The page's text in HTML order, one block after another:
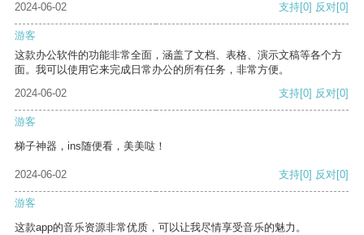
2024-06-02 支持[0] 反对[0]
游客
这款办公软件的功能非常全面，涵盖了文档、表格、演示文稿等各个方
面。我可以使用它来完成日常办公的所有任务，非常方便。
2024-06-02
支持[0] 反对[0]
游客
梯子神器，ins随便看，美美哒！
2024-06-02 支持[0] 反对[0]
游客
这款app的音乐资源非常优质，可以让我尽情享受音乐的魅力。